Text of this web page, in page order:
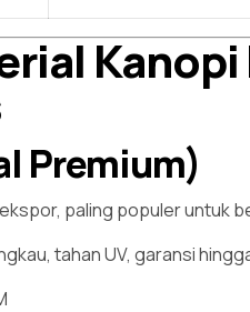
Premium)
paling populer untuk
tahan UV, garansi